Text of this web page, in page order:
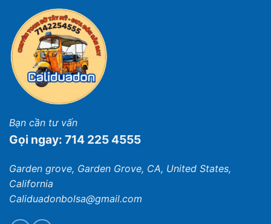
Bạn cần tư vấn
Gọi ngay: 714 225 4555
Garden grove, Garden Grove, CA, United States,
California
Caliduadonbolsa@gmail.com